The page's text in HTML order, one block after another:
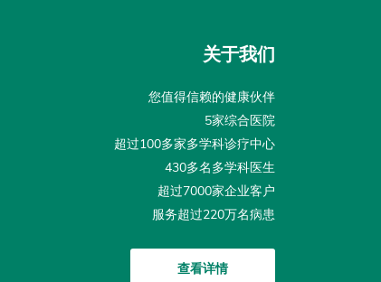
关于我们
您值得信赖的健康伙伴
5家综合医院
超过100多家多学科诊疗中心
430多名多学科医生
超过7000家企业客户
服务超过220万名病患
查看详情